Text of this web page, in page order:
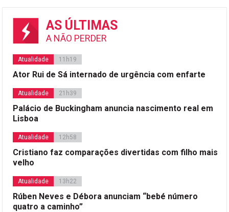
AS ÚLTIMAS
A NÃO PERDER
Atualidade 11h19
Ator Rui de Sá internado de urgência com enfarte
Atualidade 21h39
Palácio de Buckingham anuncia nascimento real em
Lisboa
Atualidade 12h58
Cristiano faz comparações divertidas com filho mais
velho
Atualidade 13h22
Rúben Neves e Débora anunciam “bebé número
quatro a caminho”